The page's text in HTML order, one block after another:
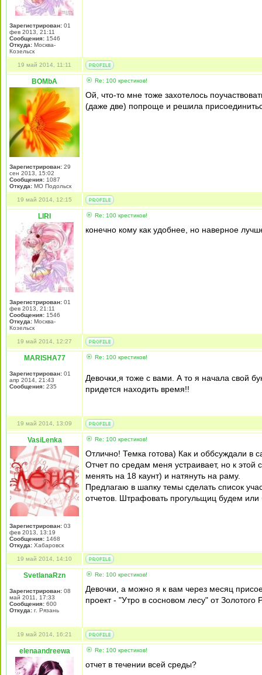
Зарегистрирован: 01
фев 2013, 21:11
Сообщения: 1546
Откуда: Москва-
Козельск
19 май 2014, 11:11
BOMbA
Зарегистрирован: 29
сен 2013, 15:02
Сообщения: 1087
Откуда: МО Подольск
Re: 100 крестиков!
Ой, что-то мне тоже захотелось
(даже две) попроще и решила
19 май 2014, 12:15
LIRI
Зарегистрирован: 01
фев 2013, 21:11
Сообщения: 1546
Откуда: Москва-
Козельск
Re: 100 крестиков!
конечно кому как удобнее, но наверное
19 май 2014, 12:27
MARISHA77
Зарегистрирован: 01
апр 2014, 21:43
Сообщения: 235
Re: 100 крестиков!
Девочки,я тоже с вами. А то я начала свой
придется находить время!!
19 май 2014, 13:09
VasiLenka
Зарегистрирован: 03
фев 2013, 13:19
Сообщения: 1468
Откуда: Хабаровск
Re: 100 крестиков!
Отлично! Темка готова) Как и оббсуждали в
Отчет по средам меня устраивает, но к
менять на 18 каунт) и натянуть на раму.
Предлагаю в шапку темы сделать список
отчетов. Штрафовать прогульщиц будем
19 май 2014, 14:10
SvetlanaRzn
Зарегистрирован: 08
май 2011, 17:33
Сообщения: 600
Откуда: г. Рязань
Re: 100 крестиков!
Девочки, а можно я к вам через месяц
проект - "Утро в сосновом лесу" от Золотого
19 май 2014, 16:21
elenaandreewa Re: 100 крестиков!
отчет в течении всей среды?